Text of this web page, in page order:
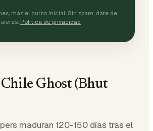
más el curso inicial. Sin spam, date de
Política de privacidad
Chile Ghost (Bhut
maduran 120-150 días tras el